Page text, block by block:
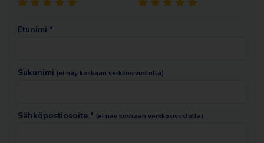
Etunimi *
Sukunimi (ei näy koskaan verkkosivustolla)
Sähköpostiosoite * (ei näy koskaan verkkosivustolla)